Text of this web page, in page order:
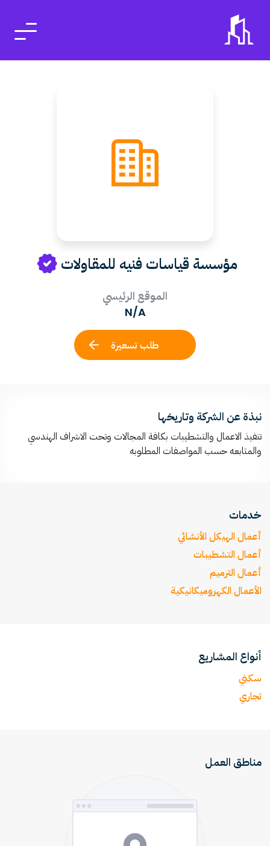
مؤسسة قياسات فنيه للمقاولات
الموقع الرئيسي
N/A
طلب تسعيرة
نبذة عن الشركة وتاريخها
تنفيذ الاعمال والتشطيبات بكافة المجالات وتحت الاشراف الهندسي
والمتابعه حسب المواصفات المطلوبه
خدمات
أعمال الهيكل الأنشائي
أعمال التشطيبات
أعمال الترميم
الأعمال الكهروميكانيكية
أنواع المشاريع
سكني
تجاري
مناطق العمل